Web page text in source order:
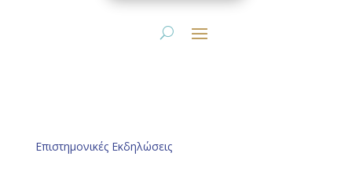
Επιστημονικές Εκδηλώσεις